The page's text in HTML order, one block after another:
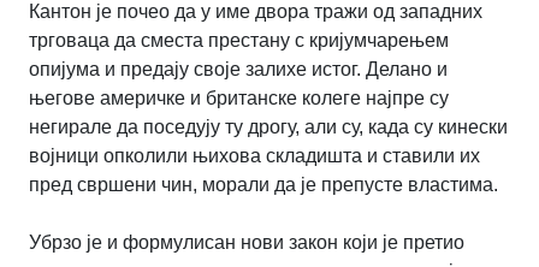
Кантон је почео да у име двора тражи од западних
трговаца да сместа престану с кријумчарењем
опијума и предају своје залихе истог. Делано и
његове америчке и британске колеге најпре су
негирале да поседују ту дрогу, али су, када су кинески
војници опколили њихова складишта и ставили их
пред свршени чин, морали да је препусте властима.
Убрзо је и формулисан нови закон који је претио